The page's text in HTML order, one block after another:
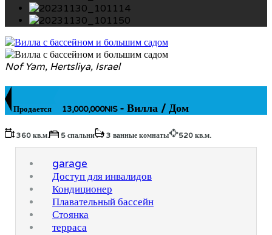
Nof Yam, Hertsliya, Israel
Продается 13,000,000NIS - Вилла / Дом
360 кв.м. 5 спальни 3 ванные комнаты 520 кв.м.
garage
Доступ для инвалидов
Кондиционер
Плавательный бассейн
Стоянка
терраса